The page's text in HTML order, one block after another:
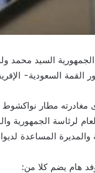
السيد محمد
القمة السعودية-
مغادرته مطار
لرئاسة
والمديرة المساعدة
هام يضم كلا من: